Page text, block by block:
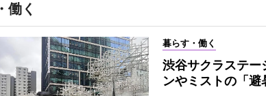
働く
暮らす・働く
渋谷サクラステー
ンやミストの「避